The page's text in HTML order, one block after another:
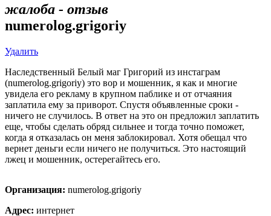
жалоба - отзыв
numerolog.grigoriy
Удалить
Наследственный Белый маг Григорий из инстаграм
(numerolog.grigoriy) это вор и мошенник, я как и многие
увидела его рекламу в крупном паблике и от отчаяния
заплатила ему за приворот. Спустя объявленные сроки -
ничего не случилось. В ответ на это он предложил заплатить
еще, чтобы сделать обряд сильнее и тогда точно поможет,
когда я отказалась он меня заблокировал. Хотя обещал что
вернет деньги если ничего не получиться. Это настоящий
лжец и мошенник, остерегайтесь его.
Организация: numerolog.grigoriy
Адрес: интернет